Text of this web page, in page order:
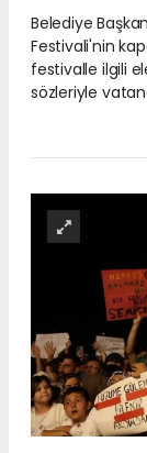
Belediye
Festivali'nin
festivalle ilgili
sözleriyle